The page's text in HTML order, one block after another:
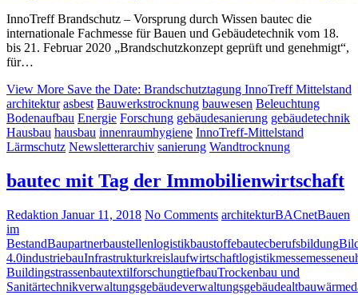
InnoTreff Brandschutz – Vorsprung durch Wissen bautec die
internationale Fachmesse für Bauen und Gebäudetechnik vom 18.
bis 21. Februar 2020 „Brandschutzkonzept geprüft und genehmigt“,
für…
View More Save the Date: Brandschutztagung InnoTreff Mittelstand
architektur asbest Bauwerkstrocknung bauwesen Beleuchtung
Bodenaufbau Energie Forschung gebäudesanierung gebäudetechnik
Hausbau hausbau innenraumhygiene InnoTreff-Mittelstand
Lärmschutz Newsletterarchiv sanierung Wandtrocknung
bautec mit Tag der Immobilienwirtschaft
Redaktion Januar 11, 2018 No Comments architekturBACnetBauen
im
BestandBaupartnerbaustellenlogistikbaustoffebautecberufsbildung
4.0industriebauInfrastrukturkreislaufwirtschaftlogistikmesse
BuildingstrassenbautextilforschungtiefbauTrockenbau und
Sanitärtechnikverwaltungsgebäudeverwaltungsgebäudealtbau